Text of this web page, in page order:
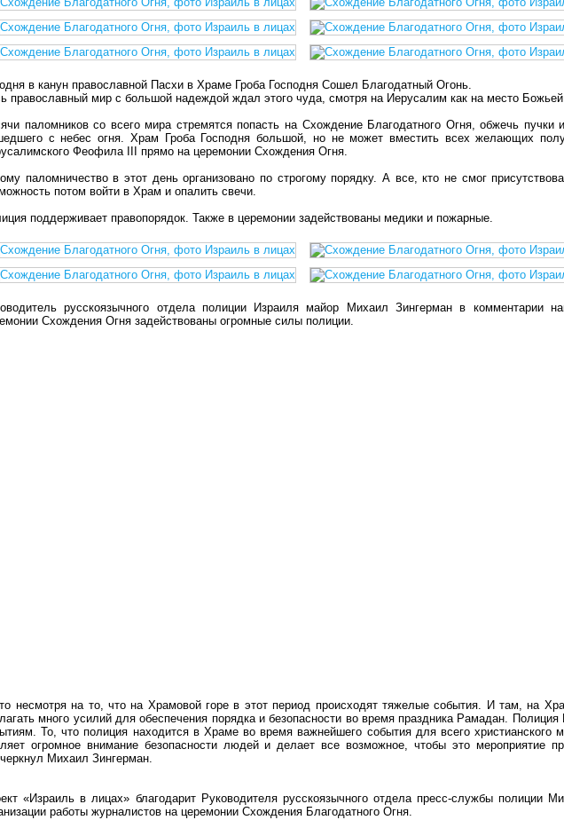
в канун православной Пасхи в Храме Гроба Господня Сошел Благодатный Огонь.
православный мир с большой надеждой ждал этого чуда, смотря на Иерусалим как на место
паломников со всего мира стремятся попасть на Схождение Благодатного Огня, обжечь пучки
с небес огня. Храм Гроба Господня большой, но не может вместить всех желающих
Феофила III прямо на церемонии Схождения Огня.
паломничество в этот день организовано по строгому порядку. А все, кто не смог
потом войти в Храм и опалить свечи.
поддерживает правопорядок. Также в церемонии задействованы медики и пожарные.
русскоязычного отдела полиции Израиля майор Михаил Зингерман в комментарии
Схождения Огня задействованы огромные силы полиции.
несмотря на то, что на Храмовой горе в этот период происходят тяжелые события. И там, на
много усилий для обеспечения порядка и безопасности во время праздника Рамадан.
То, что полиция находится в Храме во время важнейшего события для всего христианского
огромное внимание безопасности людей и делает все возможное, чтобы это мероприятие
Михаил Зингерман.
«Израиль в лицах» благодарит Руководителя русскоязычного отдела пресс-службы полиции
работы журналистов на церемонии Схождения Благодатного Огня.